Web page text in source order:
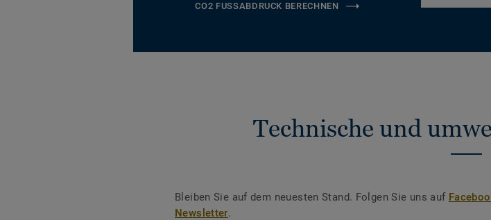
CO2 FUSSABDRUCK BERECHNEN
Technische und
Bleiben Sie auf dem neuesten Stand. Folgen Sie uns auf
Newsletter.